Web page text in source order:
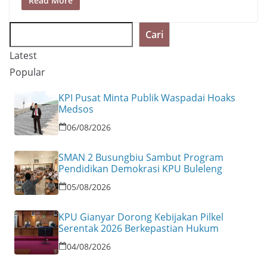
r
s
t
ly
i
n
h
r
e
Cari
Latest
Popular
KPI Pusat Minta Publik Waspadai Hoaks
Medsos
06/08/2026
SMAN 2 Busungbiu Sambut Program
Pendidikan Demokrasi KPU Buleleng
05/08/2026
KPU Gianyar Dorong Kebijakan Pilkel
Serentak 2026 Berkepastian Hukum
04/08/2026